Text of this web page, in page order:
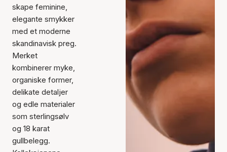
skape feminine,
elegante smykker
med et moderne
skandinavisk preg.
Merket
kombinerer myke,
organiske former,
delikate detaljer
og edle materialer
som sterlingsølv
og 18 karat
gullbelegg.